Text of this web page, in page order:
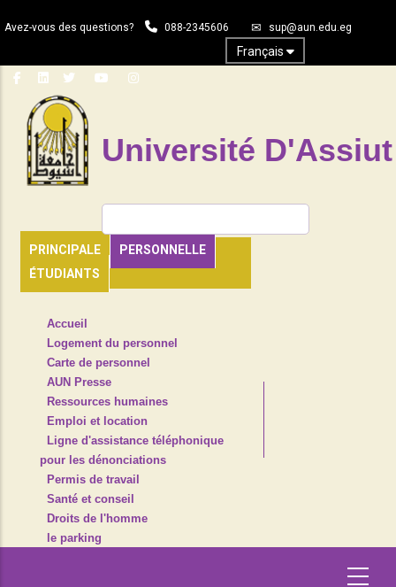
au
principal
Avez-vous des questions? 088-2345606 sup@aun.edu.eg
Français
Université D'Assiut
PRINCIPALE
PERSONNELLE
ÉTUDIANTS
HEADER
NAVIGATION
Accueil
Logement du personnel
Carte de personnel
AUN Presse
Ressources humaines
Emploi et location
Ligne d'assistance téléphonique
pour les dénonciations
Permis de travail
Santé et conseil
Droits de l'homme
le parking